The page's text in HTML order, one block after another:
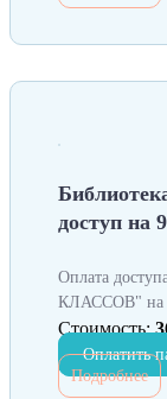
доступ на
Оплата
КЛАССОВ" на
Стоимость:
Оплатить
Подробнее